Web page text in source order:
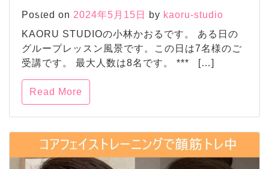
Posted on 2024年5月15日 by kaoru-studio
KAORU STUDIOの小林かおるです。 ある日の
グループレッスン風景です。この日は7名様のご
受講です。 最大人数は8名です。 *** […]
Read More